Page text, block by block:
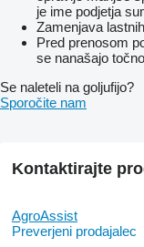
GD1200
GD21398
G10230
G10104
G10670
GD1130
GA5552
GA5678
GD6819
GA0898
G10676
GA5114
je ime podjetja
Zamenjava
Pred prenosom
se nanašajo
Se naleteli na goljufijo?
Sporočite nam
Kontaktirajte
AgroAssist
Preverjeni prodajalec